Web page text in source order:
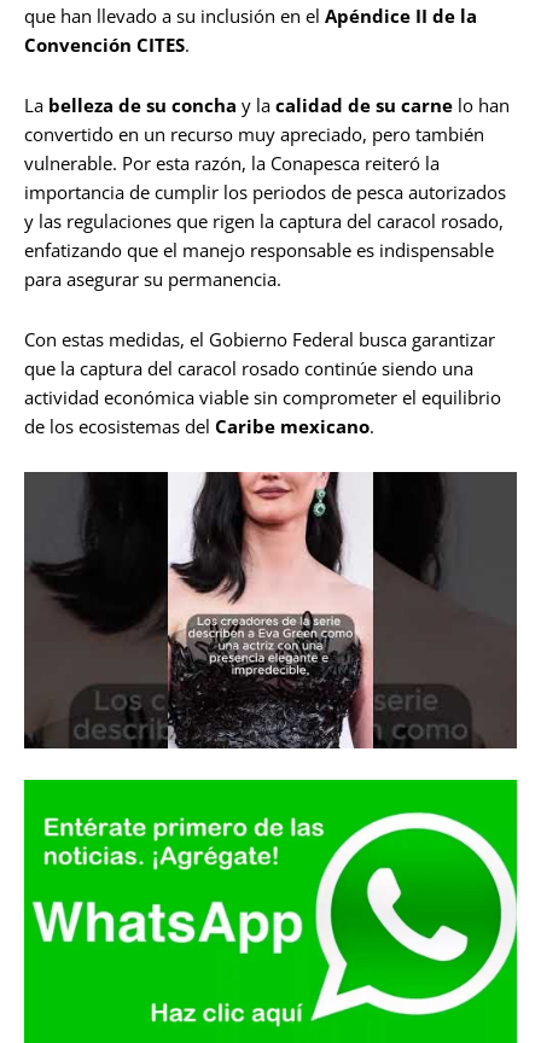
que han llevado a su inclusión en el Apéndice II de la
Convención CITES.
La belleza de su concha y la calidad de su carne lo han
convertido en un recurso muy apreciado, pero también
vulnerable. Por esta razón, la Conapesca reiteró la
importancia de cumplir los periodos de pesca autorizados
y las regulaciones que rigen la captura del caracol rosado,
enfatizando que el manejo responsable es indispensable
para asegurar su permanencia.
Con estas medidas, el Gobierno Federal busca garantizar
que la captura del caracol rosado continúe siendo una
actividad económica viable sin comprometer el equilibrio
de los ecosistemas del Caribe mexicano.